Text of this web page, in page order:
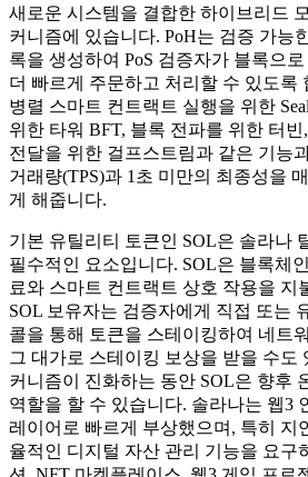
새로운 시스템을 결합한 하이브리드
커니즘에 있습니다. PoH는 검증 가능
록을 생성하여 PoS 검증자가 블록으
더 빠르게 주문하고 처리할 수 있도록
병렬 스마트 컨트랙트 실행을 위한
위한 타워 BFT, 블록 전파를 위한 터
전달을 위한 걸프스트림과 같은 기능
거래량(TPS)과 1초 미만의 최종성을
게 해줍니다.
기본 유틸리티 토큰인 SOL은 솔라나
필수적인 요소입니다. SOL은 블록체
료와 스마트 컨트랙트 상호 작용을 지
SOL 보유자는 검증자에게 직접 또는
콜을 통해 토큰을 스테이킹하여 네트
그 대가로 스테이킹 보상을 받을 수도
커니즘이 진화하는 동안 SOL은 향후
역할을 할 수 있습니다. 솔라나는 웹3
레이어로 빠르게 부상했으며, 특히 지
율적인 디지털 자산 관리 기능을 요구